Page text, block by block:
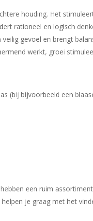
houding. Het
rationeel en logisch
gevoel en brengt
werkt, groei
(bij bijvoorbeeld een
een ruim
je graag met het